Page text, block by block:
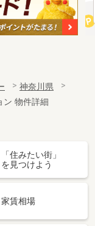
神奈川県
ン 物件詳細
「住みたい街」
を見つけよう
家賃相場